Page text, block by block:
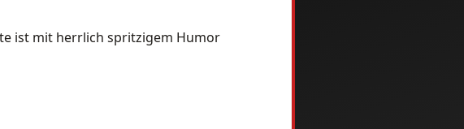
ist mit herrlich spritzigem Humor